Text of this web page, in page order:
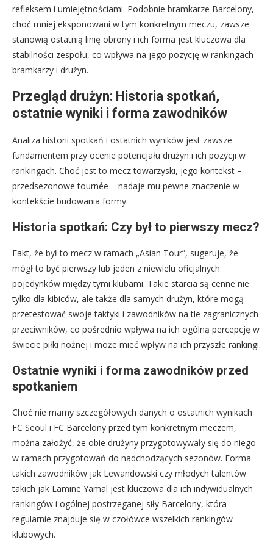
refleksem i umiejętnościami. Podobnie bramkarze Barcelony,
choć mniej eksponowani w tym konkretnym meczu, zawsze
stanowią ostatnią linię obrony i ich forma jest kluczowa dla
stabilności zespołu, co wpływa na jego pozycję w rankingach
bramkarzy i drużyn.
Przegląd drużyn: Historia spotkań,
ostatnie wyniki i forma zawodników
Analiza historii spotkań i ostatnich wyników jest zawsze
fundamentem przy ocenie potencjału drużyn i ich pozycji w
rankingach. Choć jest to mecz towarzyski, jego kontekst –
przedsezonowe tournée – nadaje mu pewne znaczenie w
kontekście budowania formy.
Historia spotkań: Czy był to pierwszy mecz?
Fakt, że był to mecz w ramach „Asian Tour”, sugeruje, że
mógł to być pierwszy lub jeden z niewielu oficjalnych
pojedynków między tymi klubami. Takie starcia są cenne nie
tylko dla kibiców, ale także dla samych drużyn, które mogą
przetestować swoje taktyki i zawodników na tle zagranicznych
przeciwników, co pośrednio wpływa na ich ogólną percepcję w
świecie piłki nożnej i może mieć wpływ na ich przyszłe rankingi.
Ostatnie wyniki i forma zawodników przed
spotkaniem
Choć nie mamy szczegółowych danych o ostatnich wynikach
FC Seoul i FC Barcelony przed tym konkretnym meczem,
można założyć, że obie drużyny przygotowywały się do niego
w ramach przygotowań do nadchodzących sezonów. Forma
takich zawodników jak Lewandowski czy młodych talentów
takich jak Lamine Yamal jest kluczowa dla ich indywidualnych
rankingów i ogólnej postrzeganej siły Barcelony, która
regularnie znajduje się w czołówce wszelkich rankingów
klubowych.